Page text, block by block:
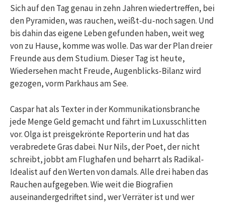
Sich auf den Tag genau in zehn Jahren wiedertreffen, bei
den Pyramiden, was rauchen, weißt-du-noch sagen. Und
bis dahin das eigene Leben gefunden haben, weit weg
von zu Hause, komme was wolle. Das war der Plan dreier
Freunde aus dem Studium. Dieser Tag ist heute,
Wiedersehen macht Freude, Augenblicks-Bilanz wird
gezogen, vorm Parkhaus am See.
Caspar hat als Texter in der Kommunikationsbranche
jede Menge Geld gemacht und fährt im Luxusschlitten
vor. Olga ist preisgekrönte Reporterin und hat das
verabredete Gras dabei. Nur Nils, der Poet, der nicht
schreibt, jobbt am Flughafen und beharrt als Radikal-
Idealist auf den Werten von damals. Alle drei haben das
Rauchen aufgegeben. Wie weit die Biografien
auseinandergedriftet sind, wer Verräter ist und wer